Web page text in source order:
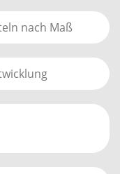
nach Maß